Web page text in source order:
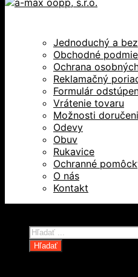
Jednoduchý a
Obchodné
Ochrana
Reklamačný
Formulár
Vrátenie tovaru
Možnosti
Odevy
Obuv
Rukavice
Ochranné
O nás
Kontakt
Products
search
Hľadať